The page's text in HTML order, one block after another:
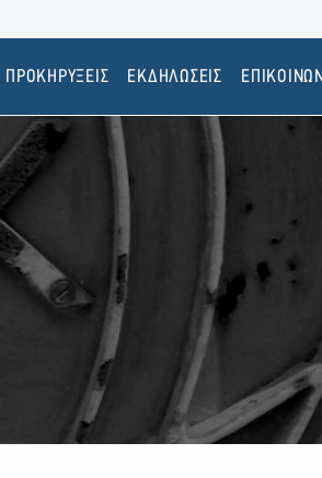
ΠΡΟΚΗΡΥΞΕΙΣ EΚΔΗΛΩΣΕΙΣ